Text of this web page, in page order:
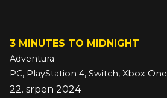
3 MINUTES TO MIDNIGHT
Adventura
PC, PlayStation 4, Switch, Xbox One
22. srpen 2024